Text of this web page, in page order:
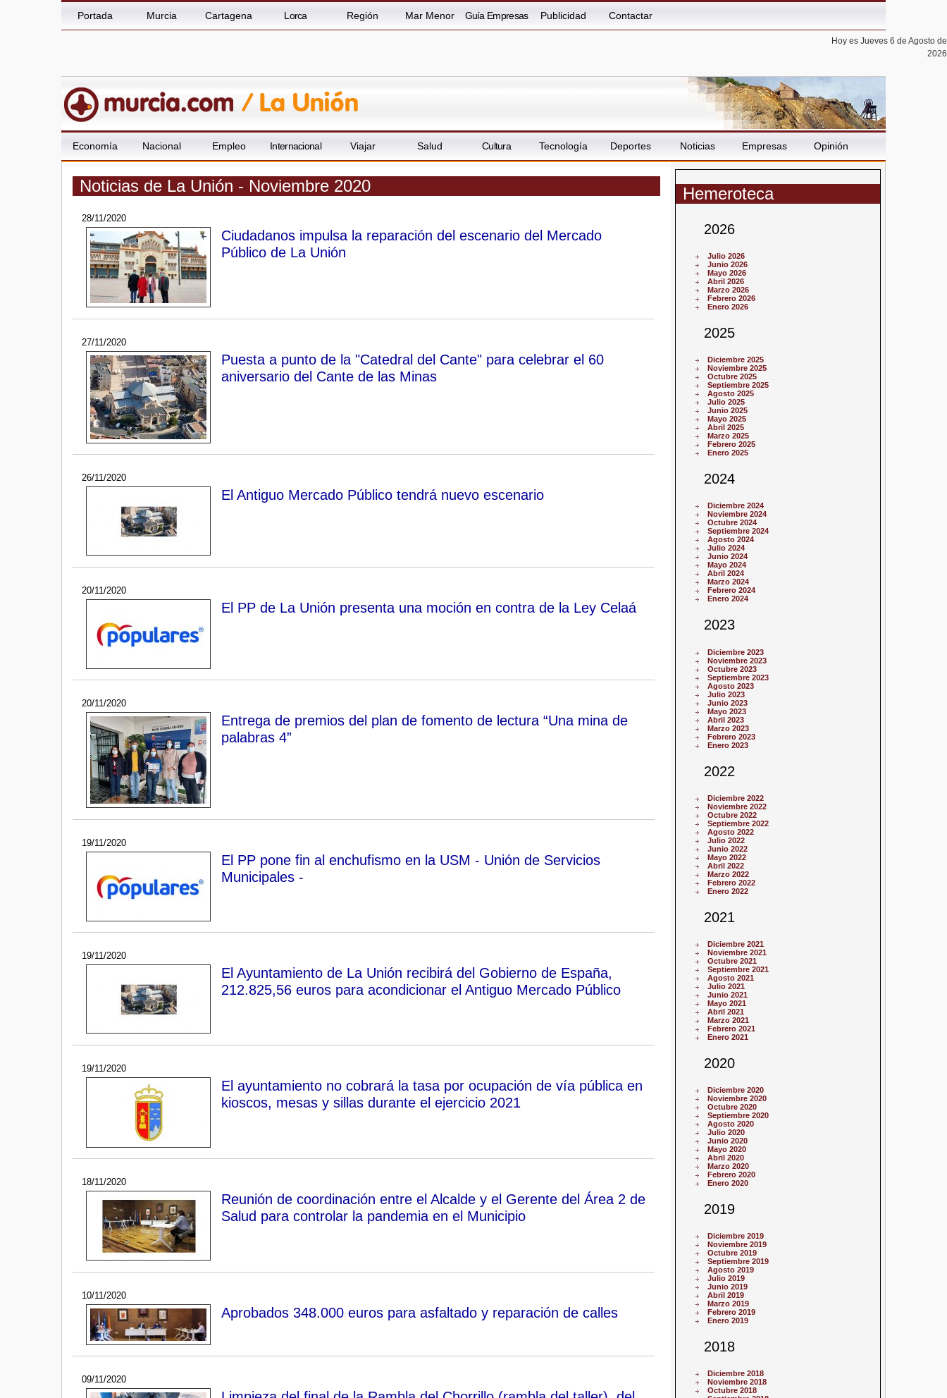
Portada Murcia Cartagena Lorca Región Mar Menor Guía Empresas Publicidad Contactar
Hoy es Jueves 6 de Agosto de
2026
Economía Nacional Empleo Internacional Viajar Salud Cultura Tecnología Deportes Noticias Empresas Opinión
Noticias de La Unión - Noviembre 2020
28/11/2020
Ciudadanos impulsa la reparación del escenario del Mercado
Público de La Unión
27/11/2020
Puesta a punto de la "Catedral del Cante" para celebrar el 60
aniversario del Cante de las Minas
26/11/2020
El Antiguo Mercado Público tendrá nuevo escenario
20/11/2020
El PP de La Unión presenta una moción en contra de la Ley Celaá
20/11/2020
Entrega de premios del plan de fomento de lectura “Una mina de
palabras 4”
19/11/2020
El PP pone fin al enchufismo en la USM - Unión de Servicios
Municipales -
19/11/2020
El Ayuntamiento de La Unión recibirá del Gobierno de España,
212.825,56 euros para acondicionar el Antiguo Mercado Público
19/11/2020
El ayuntamiento no cobrará la tasa por ocupación de vía pública en
kioscos, mesas y sillas durante el ejercicio 2021
18/11/2020
Reunión de coordinación entre el Alcalde y el Gerente del Área 2 de
Salud para controlar la pandemia en el Municipio
10/11/2020
Aprobados 348.000 euros para asfaltado y reparación de calles
09/11/2020
Hemeroteca
2026
Julio 2026
Junio 2026
Mayo 2026
Abril 2026
Marzo 2026
Febrero 2026
Enero 2026
2025
Diciembre 2025
Noviembre 2025
Octubre 2025
Septiembre 2025
Agosto 2025
Julio 2025
Junio 2025
Mayo 2025
Abril 2025
Marzo 2025
Febrero 2025
Enero 2025
2024
Diciembre 2024
Noviembre 2024
Octubre 2024
Septiembre 2024
Agosto 2024
Julio 2024
Junio 2024
Mayo 2024
Abril 2024
Marzo 2024
Febrero 2024
Enero 2024
2023
Diciembre 2023
Noviembre 2023
Octubre 2023
Septiembre 2023
Agosto 2023
Julio 2023
Junio 2023
Mayo 2023
Abril 2023
Marzo 2023
Febrero 2023
Enero 2023
2022
Diciembre 2022
Noviembre 2022
Octubre 2022
Septiembre 2022
Agosto 2022
Julio 2022
Junio 2022
Mayo 2022
Abril 2022
Marzo 2022
Febrero 2022
Enero 2022
2021
Diciembre 2021
Noviembre 2021
Octubre 2021
Septiembre 2021
Agosto 2021
Julio 2021
Junio 2021
Mayo 2021
Abril 2021
Marzo 2021
Febrero 2021
Enero 2021
2020
Diciembre 2020
Noviembre 2020
Octubre 2020
Septiembre 2020
Agosto 2020
Julio 2020
Junio 2020
Mayo 2020
Abril 2020
Marzo 2020
Febrero 2020
Enero 2020
2019
Diciembre 2019
Noviembre 2019
Octubre 2019
Septiembre 2019
Agosto 2019
Julio 2019
Junio 2019
Abril 2019
Marzo 2019
Febrero 2019
Enero 2019
2018
Diciembre 2018
Noviembre 2018
Octubre 2018